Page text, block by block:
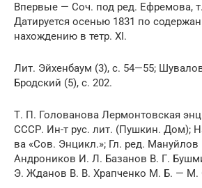
Впервые — Соч. под ред. Ефремова, т.
Датируется осенью 1831 по
нахождению в тетр. XI.
Лит. Эйхенбаум (3), с. 54—55;
Бродский (5), с. 202.
Т. П. Голованова Лермонтовская
СССР. Ин-т рус. лит. (Пушкин. Дом);
ва «Сов. Энцикл.»; Гл. ред.
Андроников И. Л. Базанов В. Г.
Э. Жданов В. В. Храпченко М. Б. — М.